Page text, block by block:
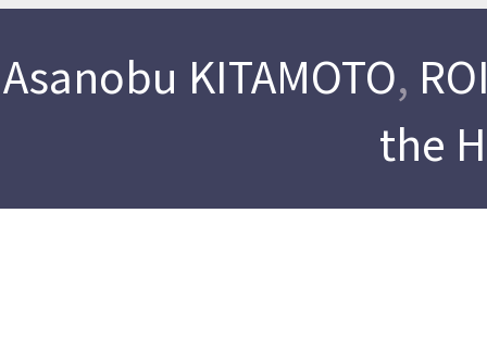
Asanobu KITAMOTO,
the